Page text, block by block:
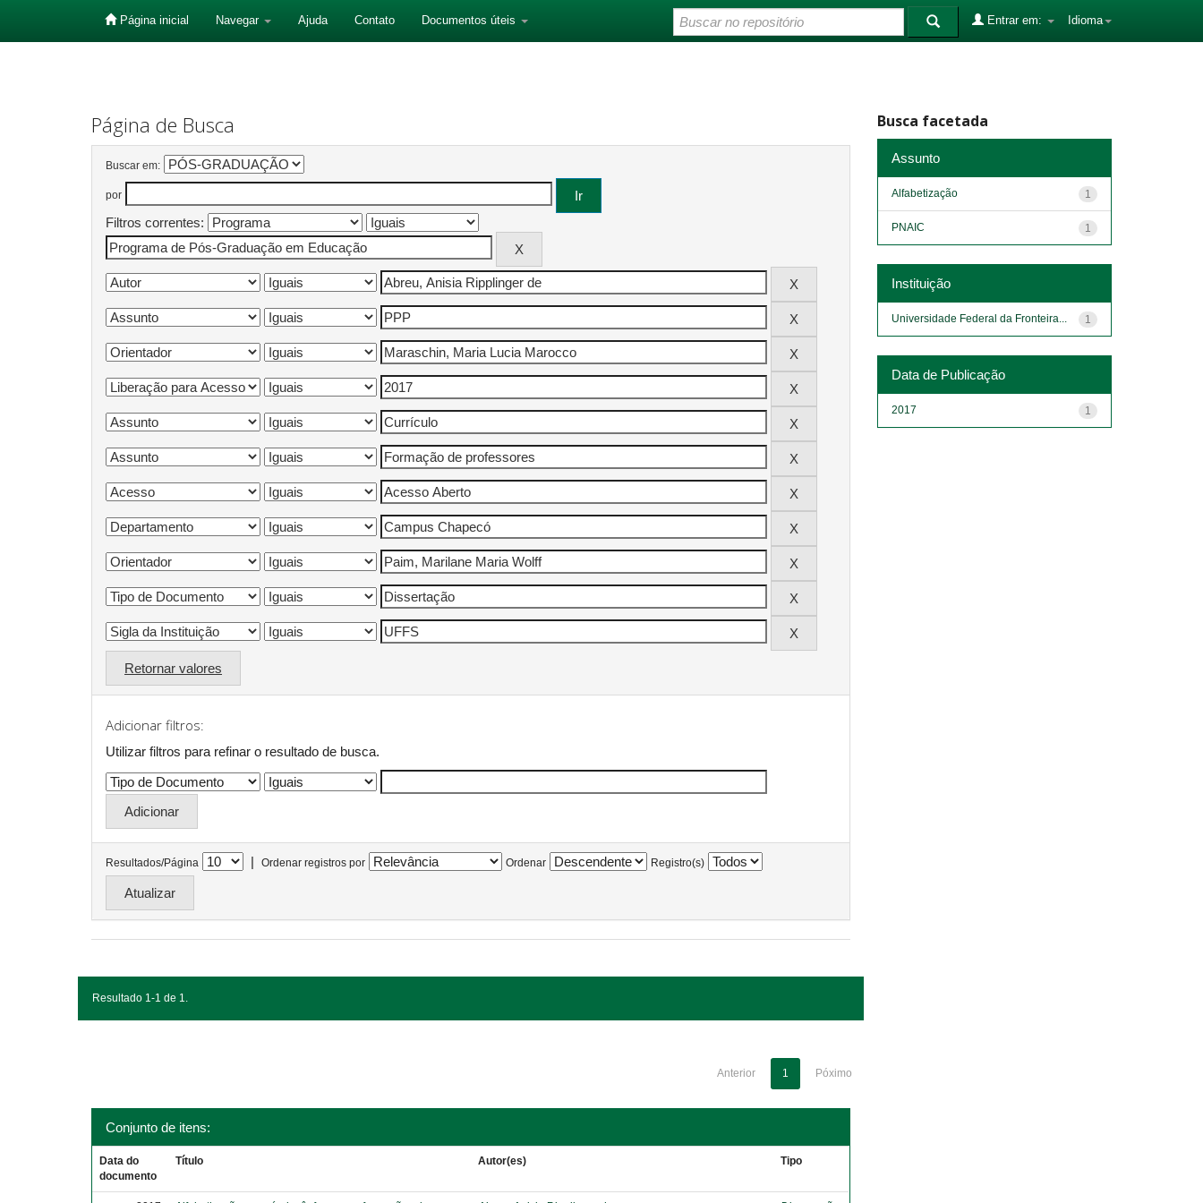
Página inicial Navegar Ajuda Contato Documentos úteis Idioma
Entrar em:
Página de Busca
Buscar em:
por
Filtros correntes:
Retornar valores
Adicionar filtros:
Utilizar filtros para refinar o resultado de busca.
Resultados/Página | Ordenar registros por Ordenar Registro(s)
Resultado 1-1 de 1.
Anterior 1 Póximo
Conjunto de itens:
Data do
documento
Título Autor(es) Tipo
Busca facetada
Assunto
1
Alfabetização
1
PNAIC
Instituição
1
Universidade Federal da Fronteira...
Data de Publicação
1
2017